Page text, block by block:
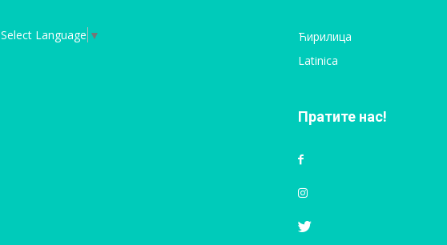
Select Language ▼
Ћирилица
Latinica
Пратите нас!